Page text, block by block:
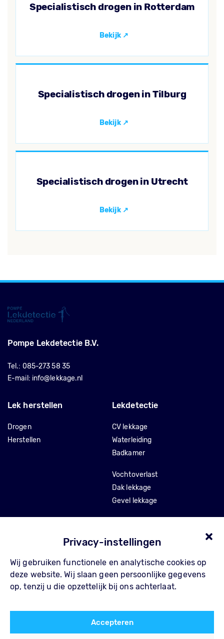
Privacy-instellingen
Wij gebruiken functionele en analytische cookies op
deze website. Wij slaan geen persoonlijke gegevens
op, tenzij u die opzettelijk bij ons achterlaat.
Accepteren
Specialistisch drogen in Rotterdam
Specialistisch drogen in Tilburg
Specialistisch drogen in Utrecht
Pompe Lekdetectie B.V.
Tel.: 085-273 58 35
E-mail: info@lekkage.nl
Lekdetectie
CV lekkage
Waterleiding
Badkamer
Vochtoverlast
Dak lekkage
Gevel lekkage
Lek herstellen
Drogen
Herstellen
Over Pompe
Waarom Pompe
Referenties
Blog
Contact
FAQ
Algemene voorwaarden